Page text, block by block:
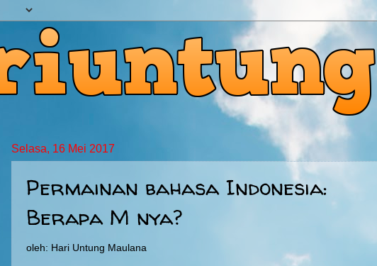
Selasa, 16 Mei 2017
Permainan bahasa Indonesia:
Berapa M nya?
oleh: Hari Untung Maulana